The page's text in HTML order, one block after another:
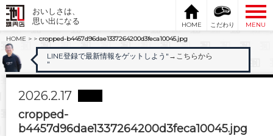
おいしさは、
思い出になる
HOME こだわり
MENU
HOME > > cropped-b4457d96dae1337264200d3feca10045.jpg
LINE登録で最新情報をゲットしよう" →こちらから
"
2026.2.17
cropped-
b4457d96dae1337264200d3feca10045.jpg